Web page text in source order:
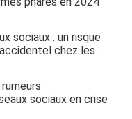
sociaux : un risque
chez les
sociaux en crise